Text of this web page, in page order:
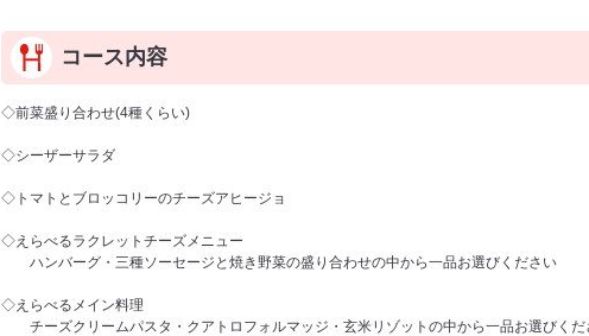
コース内容
◇前菜盛り合わせ(4種くらい)
◇シーザーサラダ
◇トマトとブロッコリーのチーズアヒージョ
◇えらべるラクレットチーズメニュー
ハンバーグ・三種ソーセージと焼き野菜の盛り合わせの中から一品お選びください
◇えらべるメイン料理
チーズクリームパスタ・クアトロフォルマッジ・玄米リゾットの中から一品お選びくだ